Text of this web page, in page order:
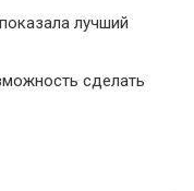
лучший
сделать